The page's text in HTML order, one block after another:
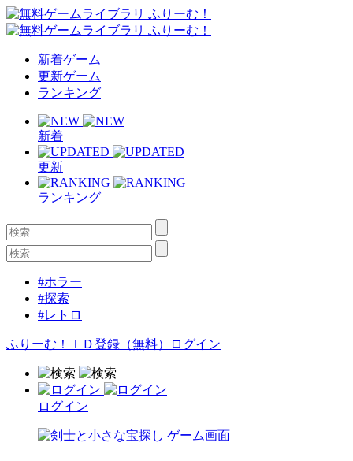
新着ゲーム
更新ゲーム
ランキング
新着
更新
ランキング
#ホラー
#探索
#レトロ
ふりーむ！ＩＤ登録（無料） ログイン
ログイン